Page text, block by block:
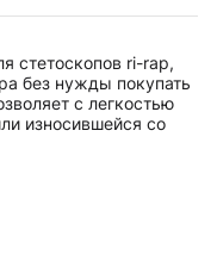
стетоскопов ri-rap,
без нужды покупать
с легкостью
износившейся со